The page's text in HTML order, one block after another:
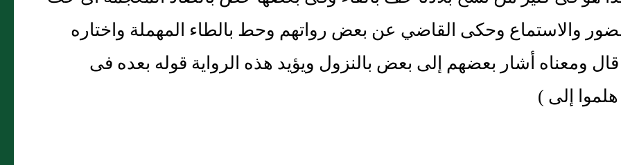
والاستماع وحكى القاضي عن بعض رواتهم وحط بالطاء المهملة واختاره
ومعناه أشار بعضهم إلى بعض بالنزول ويؤيد هذه الرواية قوله بعده فى
إلى )